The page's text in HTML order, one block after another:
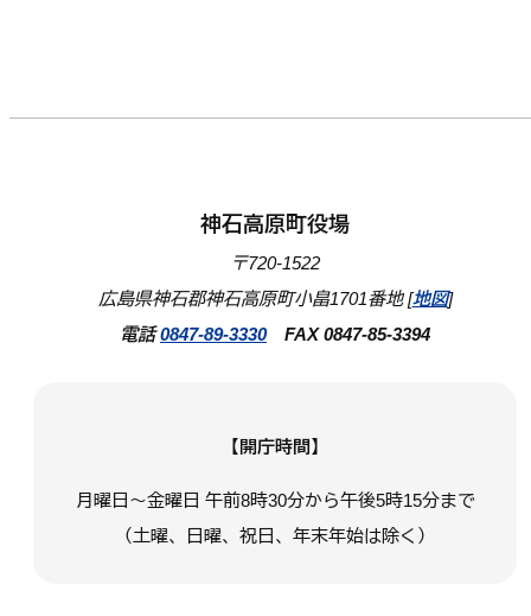
神石高原町役場
〒720-1522
広島県神石郡神石高原町小畠1701番地 [地図]
電話0847-89-3330FAX 0847-85-3394
【開庁時間】
月曜日～金曜日 午前8時30分から午後5時15分まで
（土曜、日曜、祝日、年末年始は除く）